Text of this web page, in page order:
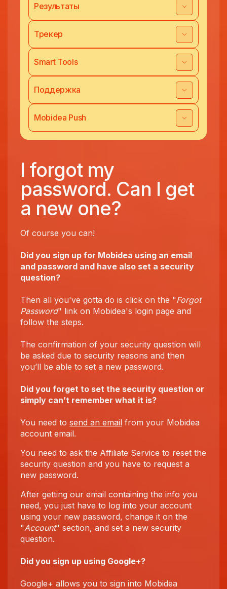
Результаты
Трекер
Smart Tools
Поддержка
Mobidea Push
I forgot my
password. Can I get
a new one?
Of course you can!
Did you sign up for Mobidea using an email
and password and have also set a security
question?
Then all you've gotta do is click on the "Forgot
Password" link on Mobidea's login page and
follow the steps.
The confirmation of your security question will
be asked due to security reasons and then
you’ll be able to set a new password.
Did you forget to set the security question or
simply can’t remember what it is?
You need to send an email from your Mobidea
account email.
You need to ask the Affiliate Service to reset the
security question and you have to request a
new password.
After getting our email containing the info you
need, you just have to log into your account
using your new password, change it on the
"Account" section, and set a new security
question.
Did you sign up using Google+?
Google+ allows you to sign into Mobidea